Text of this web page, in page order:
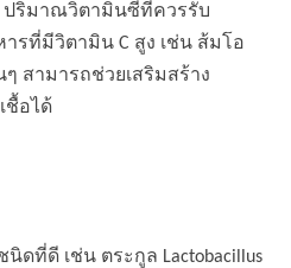
ปริมาณวิตามินซีที่ควรรับ
รที่มีวิตามิน C สูง เช่น ส้มโอ
สามารถช่วยเสริมสร้าง
ชื้อได้
ดที่ดี เช่น ตระกูล Lactobacillus